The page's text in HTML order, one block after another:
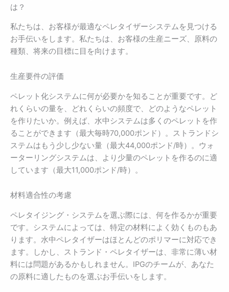
は？
私たちは、お客様が最適なペレタイザーシステムを見つける
お手伝いをします。私たちは、お客様の生産ニーズ、原料の
種類、将来の目標に目を向けます。
生産要件の評価
ペレット化システムに何が必要かを知ることが重要です。ど
れくらいの量を、どれくらいの頻度で、どのようなペレット
を作りたいか。例えば、水中システムは多くのペレットを作
ることができます（最大毎時70,000ポンド）。ストランドシ
ステムはもう少し少ない量（最大44,000ポンド/時）。ウォ
ーターリングシステムは、より少量のペレットを作るのに適
しています（最大11,000ポンド/時）。
材料適合性の考慮
ペレタイジング・システムを選ぶ際には、何を作るかが重要
です。システムによっては、特定の材料によく効くものもあ
ります。水中ペレタイザーはほとんどのポリマーに対応でき
ます。しかし、ストランド・ペレタイザーは、非常に薄い材
料には問題があるかもしれません。IPGのチームが、あなた
の原料に適したものを選ぶお手伝いをします。